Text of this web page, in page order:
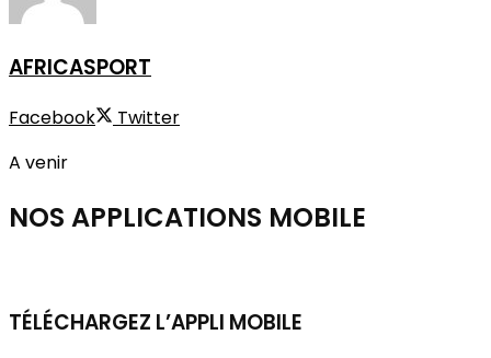
AFRICASPORT
Facebook
Twitter
A venir
NOS APPLICATIONS MOBILE
TÉLÉCHARGEZ L’APPLI MOBILE